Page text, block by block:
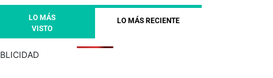
LO MÁS
VISTO
LO MÁS RECIENTE